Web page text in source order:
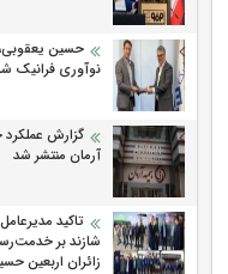
حسین
نوآوری فرانیک
گزارش عملکرد
آرمان منتشر شد
تاکید
شازند بر
زائران اربعین